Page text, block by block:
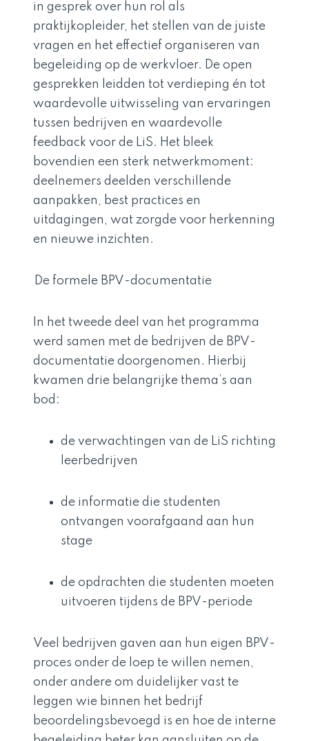
in gesprek over hun rol als
praktijkopleider, het stellen van de juiste
vragen en het effectief organiseren van
begeleiding op de werkvloer. De open
gesprekken leidden tot verdieping én tot
waardevolle uitwisseling van ervaringen
tussen bedrijven en waardevolle
feedback voor de LiS. Het bleek
bovendien een sterk netwerkmoment:
deelnemers deelden verschillende
aanpakken, best practices en
uitdagingen, wat zorgde voor herkenning
en nieuwe inzichten.
De formele BPV-documentatie
In het tweede deel van het programma
werd samen met de bedrijven de BPV-
documentatie doorgenomen. Hierbij
kwamen drie belangrijke thema’s aan
bod:
de verwachtingen van de LiS richting
leerbedrijven
de informatie die studenten
ontvangen voorafgaand aan hun
stage
de opdrachten die studenten moeten
uitvoeren tijdens de BPV-periode
Veel bedrijven gaven aan hun eigen BPV-
proces onder de loep te willen nemen,
onder andere om duidelijker vast te
leggen wie binnen het bedrijf
beoordelingsbevoegd is en hoe de interne